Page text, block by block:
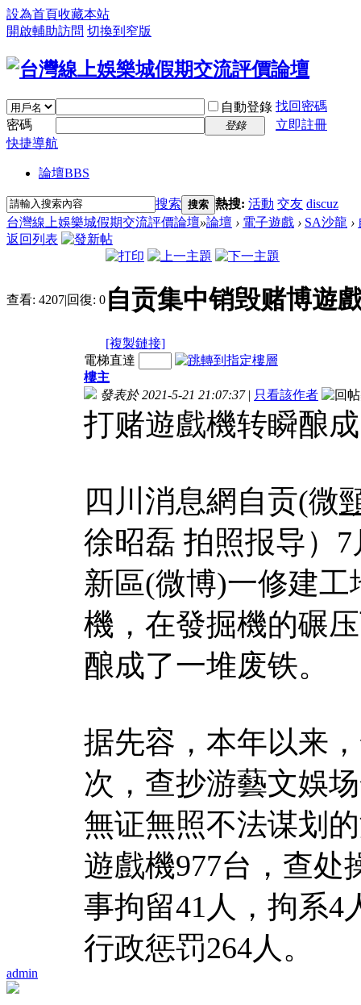
設為首頁收藏本站
開啟輔助訪問 切換到窄版
自動登錄 找回密碼
密碼
登錄
立即註冊
快捷導航
論壇BBS
搜索 搜索 熱搜: 活動 交友 discuz
台灣線上娛樂城假期交流評價論壇»論壇 › 電子遊戲 › SA沙龍 ›
返回列表
查看: 4207|回復: 0 自贡集中销毁赌博遊
[複製鏈接]
admin
電梯直達
樓主
發表於 2021-5-21 21:07:37 | 只看該作者
打赌遊戲機转瞬酿
四川消息網自贡(微
徐昭磊 拍照报导）
新區(微博)一修建
機，在發掘機的碾
酿成了一堆废铁。
据先容，本年以来
次，查抄游藝文娛
無证無照不法谋划
遊戲機977台，查处
事拘留41人，拘系4
行政惩罚264人。